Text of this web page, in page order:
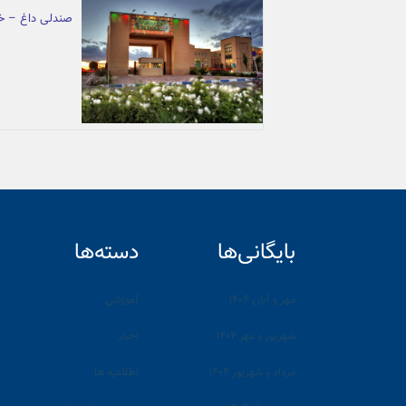
صندلی داغ –
بایگانی‌ها
مهر و آبان ۱۴۰۴
شهریور و مهر ۱۴۰۴
مرداد و شهریور ۱۴۰۴
دسته‌ها
آموزشی
اخبار
اطلاعیه ها